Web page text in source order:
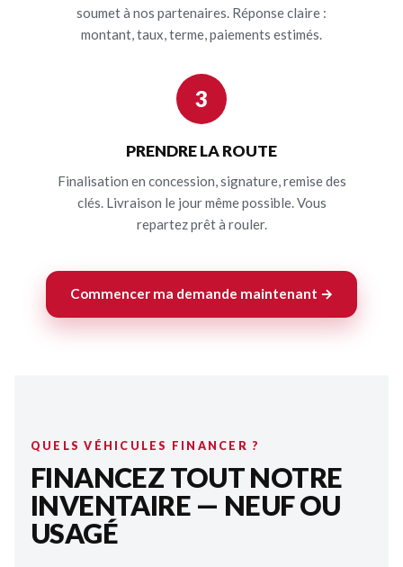
soumet à nos partenaires. Réponse claire :
montant, taux, terme, paiements estimés.
3
PRENDRE LA ROUTE
Finalisation en concession, signature, remise des
clés. Livraison le jour même possible. Vous
repartez prêt à rouler.
Commencer ma demande maintenant →
QUELS VÉHICULES FINANCER ?
FINANCEZ TOUT NOTRE
INVENTAIRE — NEUF OU
USAGÉ